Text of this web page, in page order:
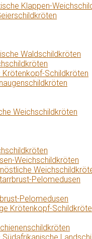
Klappen-
Waldschildkröten
Schildkröten
Weichschildkröten
Weichschildkröten
Pelomedusen
Pelomedusen
Krötenkopf-